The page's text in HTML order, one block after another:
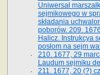
Uniwersał
sejmikowego w
składania
poborów. 209.
Halicz. Instrukcya
posłom na sejm
210. 1677, 29
Laudum sejmiku
211. 1677, 20 (?)